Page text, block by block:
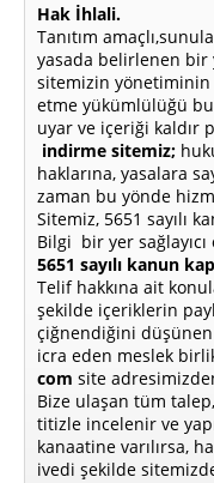
Hak İhlali.
Tanıtım
yasada belirlenen bir
sitemizin yönetiminin
etme yükümlülüğü
uyar ve içeriği kaldır
indirme sitemiz;
haklarına, yasalara
zaman bu yönde
Sitemiz, 5651 sayılı
Bilgi bir yer
5651 sayılı kanun
Telif hakkına ait
şekilde içeriklerin
çiğnendiğini
icra eden meslek
com site
Bize ulaşan tüm
titizle incelenir ve
kanaatine varılırsa,
ivedi şekilde